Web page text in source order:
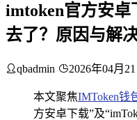
imtoken官方安卓
去了？原因与解
qbadmin 2026年04月
本文聚焦IMToken钱
方安卓下载”及